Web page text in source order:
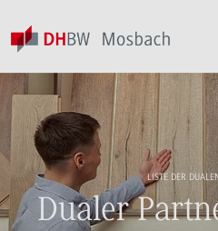
LISTE DER
Dualer